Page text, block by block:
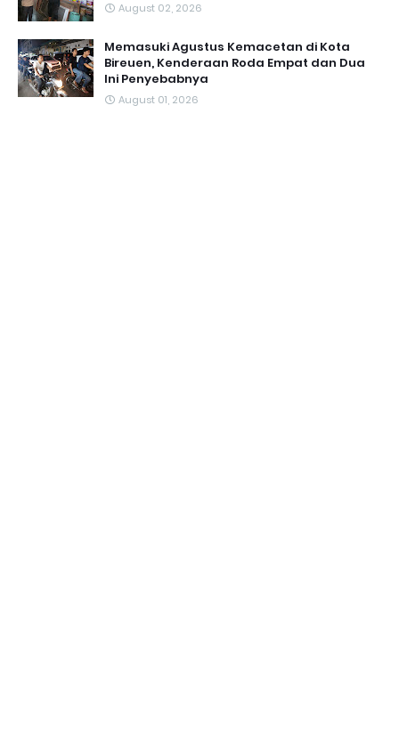
August 02, 2026
Memasuki Agustus Kemacetan di Kota
Bireuen, Kenderaan Roda Empat dan Dua
Ini Penyebabnya
August 01, 2026